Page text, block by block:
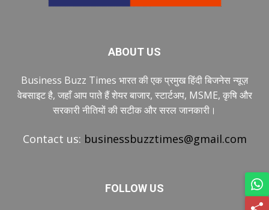
ABOUT US
Business Buzz Times भारत की एक प्रमुख हिंदी बिजनेस न्यूज़
वेबसाइट है, जहाँ आप पाते हैं शेयर बाजार, स्टार्टअप, MSME, कृषि और
सरकारी नीतियों की सटीक और सरल जानकारी।
Contact us: businessbuzztimes@gmail.com
FOLLOW US